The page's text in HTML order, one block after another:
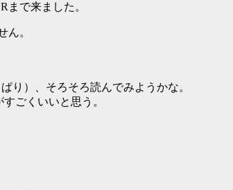
で来ました。
ん。
り）、そろそろ読んでみようかな。
ごくいいと思う。